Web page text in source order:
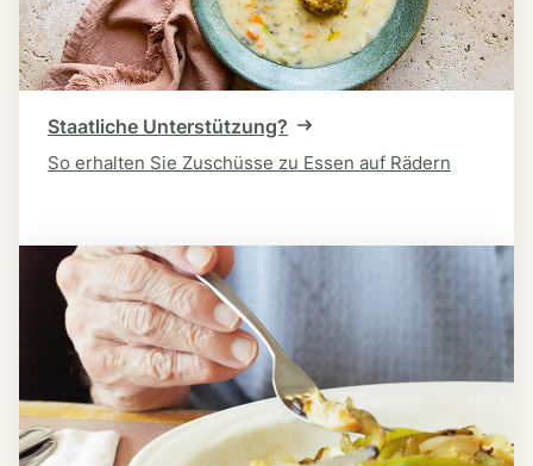
Staatliche Unterstützung?
So erhalten Sie Zuschüsse zu Essen auf Rädern